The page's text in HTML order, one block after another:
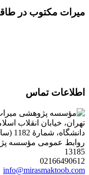
میرات مکتوب در
اطلاعات تماس
تهران، خیابان انقلاب
13185
02166490612
info@mirasmaktoob.com